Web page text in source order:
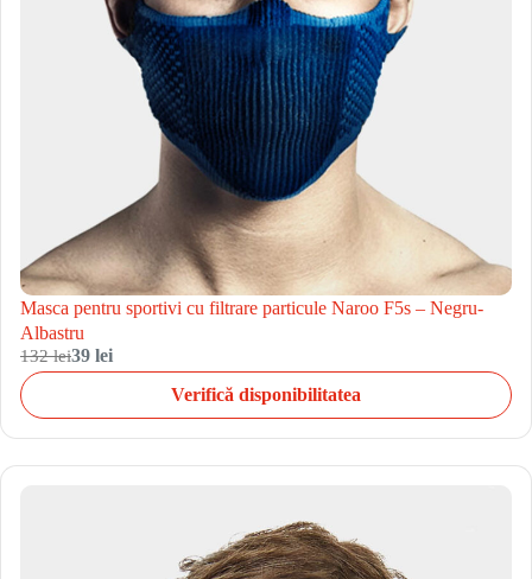
Masca pentru sportivi cu filtrare particule Naroo F5s – Negru-
Albastru
132 lei39 lei
Verifică disponibilitatea